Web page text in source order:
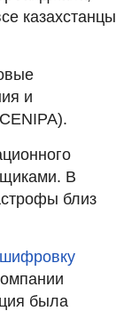
казахстанцы
и
В
близ
была